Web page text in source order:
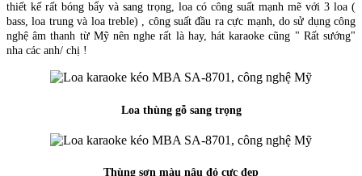
thiết kế rất bóng bẩy và sang trọng, loa có công suất mạnh mẽ với 3 loa (
bass, loa trung và loa treble) , công suất đầu ra cực mạnh, do sử dụng công
nghệ âm thanh từ Mỹ nên nghe rất là hay, hát karaoke cũng " Rất sướng"
nha các anh/ chị !
Loa thùng gỗ sang trọng
Thùng sơn màu nâu đỏ cực đẹp